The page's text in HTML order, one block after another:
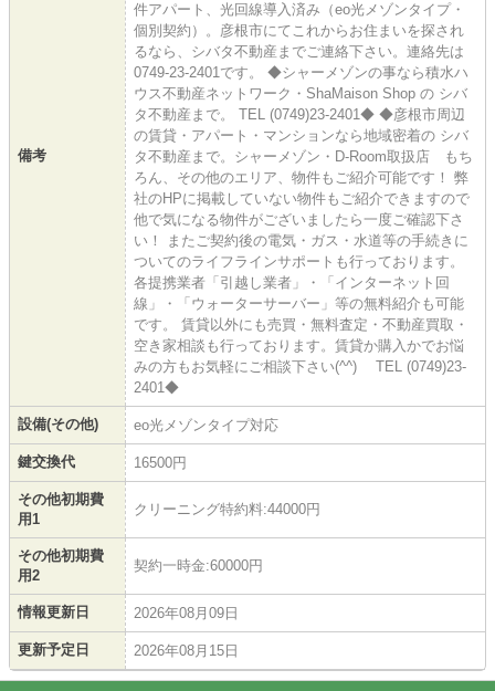
備考
件アパート、光回線導入済み（eo光メゾンタイプ・
個別契約）。彦根市にてこれからお住まいを探され
るなら、シバタ不動産までご連絡下さい。連絡先は
0749-23-2401です。 ◆シャーメゾンの事なら積水ハ
ウス不動産ネットワーク・ShaMaison Shop の シバ
タ不動産まで。 TEL (0749)23-2401◆ ◆彦根市周辺
の賃貸・アパート・マンションなら地域密着の シバ
タ不動産まで。シャーメゾン・D-Room取扱店 もち
ろん、その他のエリア、物件もご紹介可能です！ 弊
社のHPに掲載していない物件もご紹介できますので
他で気になる物件がございましたら一度ご確認下さ
い！ またご契約後の電気・ガス・水道等の手続きに
ついてのライフラインサポートも行っております。
各提携業者「引越し業者」・「インターネット回
線」・「ウォーターサーバー」等の無料紹介も可能
です。 賃貸以外にも売買・無料査定・不動産買取・
空き家相談も行っております。賃貸か購入かでお悩
みの方もお気軽にご相談下さい(^^) TEL (0749)23-
2401◆
設備(その他) eo光メゾンタイプ対応
鍵交換代 16500円
その他初期費
用1
クリーニング特約料:44000円
その他初期費
用2
契約一時金:60000円
情報更新日 2026年08月09日
更新予定日 2026年08月15日